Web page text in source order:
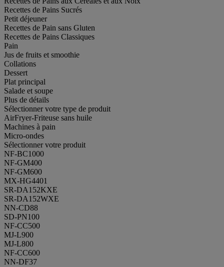
Recettes de Pains Sucrés
Petit déjeuner
Recettes de Pain sans Gluten
Recettes de Pains Classiques
Pain
Jus de fruits et smoothie
Collations
Dessert
Plat principal
Salade et soupe
Plus de détails
Sélectionner votre type de produit
AirFryer-Friteuse sans huile
Machines à pain
Micro-ondes
Sélectionner votre produit
NF-BC1000
NF-GM400
NF-GM600
MX-HG4401
SR-DA152KXE
SR-DA152WXE
NN-CD88
SD-PN100
NF-CC500
MJ-L900
MJ-L800
NF-CC600
NN-DF37